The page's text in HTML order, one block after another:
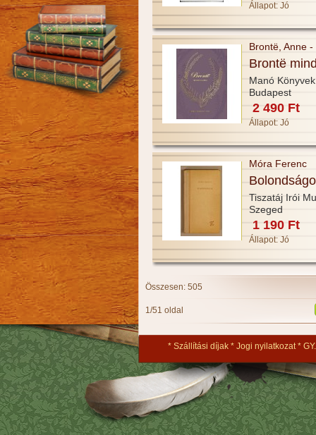
Állapot: Jó
Brontë, Anne
Brontë
Manó
Budapest
2 490 Ft
Állapot: Jó
Móra Ferenc
Tiszatáj Irói
Szeged
1 190 Ft
Állapot: Jó
Összesen: 505
1/51 oldal
Szállítási díjak Jogi nyilatkozat